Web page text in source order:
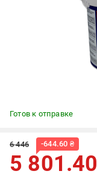
Готов к отправке
6 446 -644.60 ₴
5 801.40